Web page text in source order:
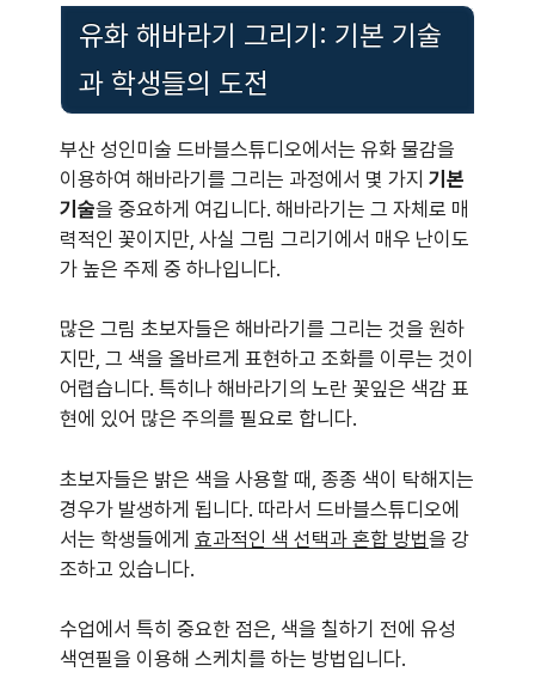
유화 해바라기 그리기: 기본 기술
과 학생들의 도전
부산 성인미술 드바블스튜디오에서는 유화 물감을
이용하여 해바라기를 그리는 과정에서 몇 가지 기본
기술을 중요하게 여깁니다. 해바라기는 그 자체로 매
력적인 꽃이지만, 사실 그림 그리기에서 매우 난이도
가 높은 주제 중 하나입니다.
많은 그림 초보자들은 해바라기를 그리는 것을 원하
지만, 그 색을 올바르게 표현하고 조화를 이루는 것이
어렵습니다. 특히나 해바라기의 노란 꽃잎은 색감 표
현에 있어 많은 주의를 필요로 합니다.
초보자들은 밝은 색을 사용할 때, 종종 색이 탁해지는
경우가 발생하게 됩니다. 따라서 드바블스튜디오에
서는 학생들에게 효과적인 색 선택과 혼합 방법을 강
조하고 있습니다.
수업에서 특히 중요한 점은, 색을 칠하기 전에 유성
색연필을 이용해 스케치를 하는 방법입니다.